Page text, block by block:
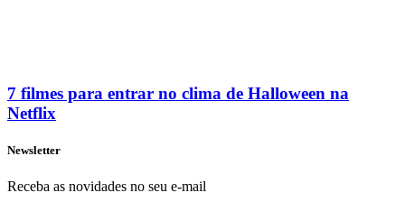
7 filmes para entrar no clima de Halloween na
Netflix
Newsletter
Receba as novidades no seu e-mail